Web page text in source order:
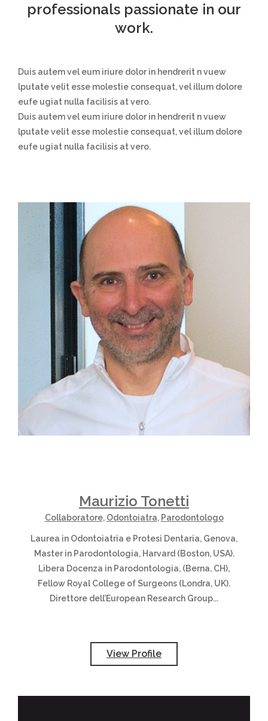
professionals passionate in our
work.
Duis autem vel eum iriure dolor in hendrerit n vuew
lputate velit esse molestie consequat, vel illum dolore
eufe ugiat nulla facilisis at vero.
Duis autem vel eum iriure dolor in hendrerit n vuew
lputate velit esse molestie consequat, vel illum dolore
eufe ugiat nulla facilisis at vero.
Maurizio Tonetti
Collaboratore, Odontoiatra, Parodontologo
Laurea in Odontoiatria e Protesi Dentaria, Genova,
Master in Parodontologia, Harvard (Boston, USA).
Libera Docenza in Parodontologia, (Berna, CH),
Fellow Royal College of Surgeons (Londra, UK).
Direttore dell’European Research Group...
View Profile